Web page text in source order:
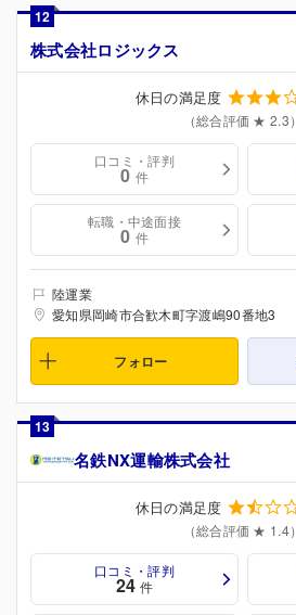
12
株式会社ロジックス
休日の満足度
（総合評価 ★ 2.3）
口コミ・評判
0 件
転職・中途面接
0 件
陸運業
愛知県岡崎市合歓木町字渡嶋90番地3
フォロー
13
名鉄NX運輸株式会社
休日の満足度
（総合評価 ★ 1.4）
口コミ・評判
24 件